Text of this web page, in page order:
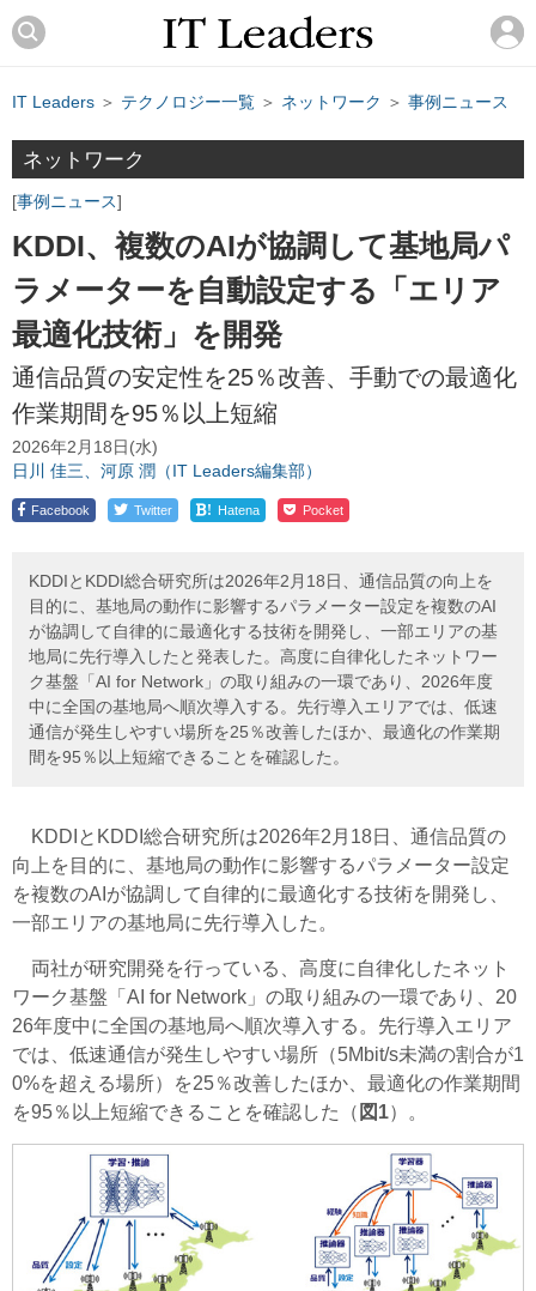
IT Leaders ＞ テクノロジー一覧 ＞ ネットワーク ＞ 事例ニュース
ネットワーク
事例ニュース
KDDI、複数のAIが協調して基地局パ
ラメーターを自動設定する「エリア
最適化技術」を開発
通信品質の安定性を25％改善、手動での最適化
作業期間を95％以上短縮
2026年2月18日(水)
日川 佳三、河原 潤（IT Leaders編集部）
Facebook Twitter ! Hatena Pocket
KDDIとKDDI総合研究所は2026年2月18日、通信品質の向上を
目的に、基地局の動作に影響するパラメーター設定を複数のAI
が協調して自律的に最適化する技術を開発し、一部エリアの基
地局に先行導入したと発表した。高度に自律化したネットワー
ク基盤「AI for Network」の取り組みの一環であり、2026年度
中に全国の基地局へ順次導入する。先行導入エリアでは、低速
通信が発生しやすい場所を25％改善したほか、最適化の作業期
間を95％以上短縮できることを確認した。
KDDIとKDDI総合研究所は2026年2月18日、通信品質の
向上を目的に、基地局の動作に影響するパラメーター設定
を複数のAIが協調して自律的に最適化する技術を開発し、
一部エリアの基地局に先行導入した。
両社が研究開発を行っている、高度に自律化したネット
ワーク基盤「AI for Network」の取り組みの一環であり、20
26年度中に全国の基地局へ順次導入する。先行導入エリア
では、低速通信が発生しやすい場所（5Mbit/s未満の割合が1
0%を超える場所）を25％改善したほか、最適化の作業期間
を95％以上短縮できることを確認した（ 図1）。